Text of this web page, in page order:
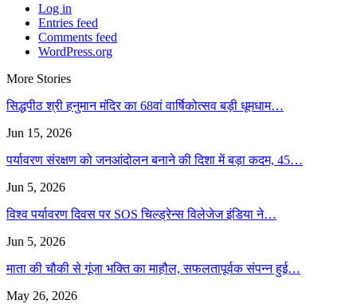
Log in
Entries feed
Comments feed
WordPress.org
More Stories
सिद्धपीठ श्री हनुमान मंदिर का 68वां वार्षिकोत्सव बड़ी धूमधाम…
Jun 15, 2026
पर्यावरण संरक्षण को जनआंदोलन बनाने की दिशा में बड़ा कदम, 45…
Jun 5, 2026
विश्व पर्यावरण दिवस पर SOS चिल्ड्रेन्स विलेजेज इंडिया ने…
Jun 5, 2026
माता की चौकी से गूंजा भक्ति का माहौल, सफलतापूर्वक संपन्न हुई…
May 26, 2026